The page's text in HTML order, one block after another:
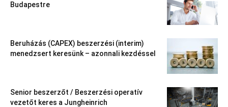
Budapestre
Beruházás (CAPEX) beszerzési (interim)
menedzsert keresünk – azonnali kezdéssel
Senior beszerzőt / Beszerzési operatív
vezetőt keres a Jungheinrich